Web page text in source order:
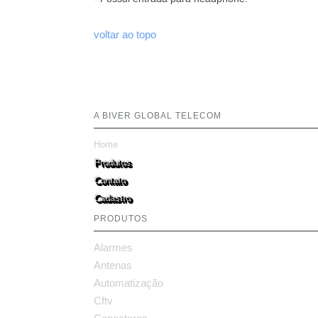
voltar ao topo
A BIVER GLOBAL TELECOM
Home
Produtos
Contato
Cadastro
PRODUTOS
Alarmes
Antenas
Automatização
Cftv